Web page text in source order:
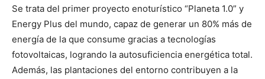
Se trata del primer proyecto enoturístico “Planeta 1.0” y
Energy Plus del mundo, capaz de generar un 80% más de
energía de la que consume gracias a tecnologías
fotovoltaicas, logrando la autosuficiencia energética total.
Además, las plantaciones del entorno contribuyen a la